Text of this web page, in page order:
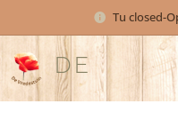
Tu closed-
DE